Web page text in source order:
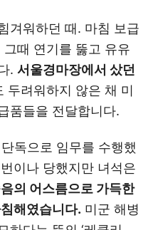
겨워하던 때. 마침 보급
때 연기를 뚫고 유유
. 서울경마장에서 샀던
두려워하지 않은 채 미
품들을 전달합니다.
독으로 임무를 수행했
이나 당했지만 녀석은
의 어스름으로 가득한
해였습니다. 미군 해병